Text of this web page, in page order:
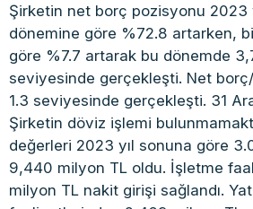
Şirketin net borç pozisyonu 2023
dönemine göre %72.8 artarken,
göre %7.7 artarak bu dönemde
seviyesinde gerçekleşti. Net
1.3 seviyesinde gerçekleşti. 31
Şirketin döviz işlemi
değerleri 2023 yıl sonuna göre
9,440 milyon TL oldu. İşletme
milyon TL nakit girişi sağlandı.